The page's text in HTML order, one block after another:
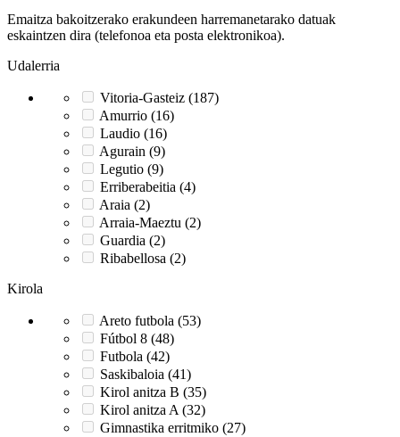
Emaitza bakoitzerako erakundeen harremanetarako datuak
eskaintzen dira (telefonoa eta posta elektronikoa).
Udalerria
Vitoria-Gasteiz (187)
Amurrio (16)
Laudio (16)
Agurain (9)
Legutio (9)
Erriberabeitia (4)
Araia (2)
Arraia-Maeztu (2)
Guardia (2)
Ribabellosa (2)
Kirola
Areto futbola (53)
Fútbol 8 (48)
Futbola (42)
Saskibaloia (41)
Kirol anitza B (35)
Kirol anitza A (32)
Gimnastika erritmiko (27)